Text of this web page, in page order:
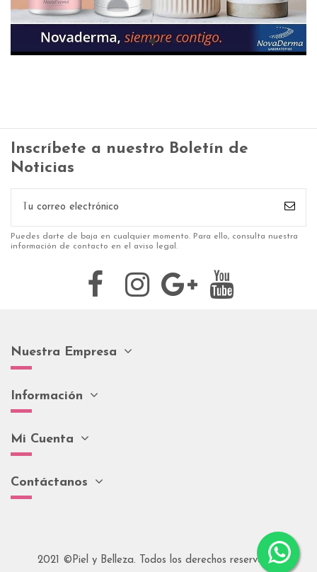
Inscríbete a nuestro Boletín de
Noticias
Puedes darte de baja en cualquier momento. Para ello, consulta nuestra
información de contacto en el aviso legal.
Nuestra Empresa
Información
Mi Cuenta
Contáctanos
2021 ©Piel y Belleza. Todos los derechos reservados